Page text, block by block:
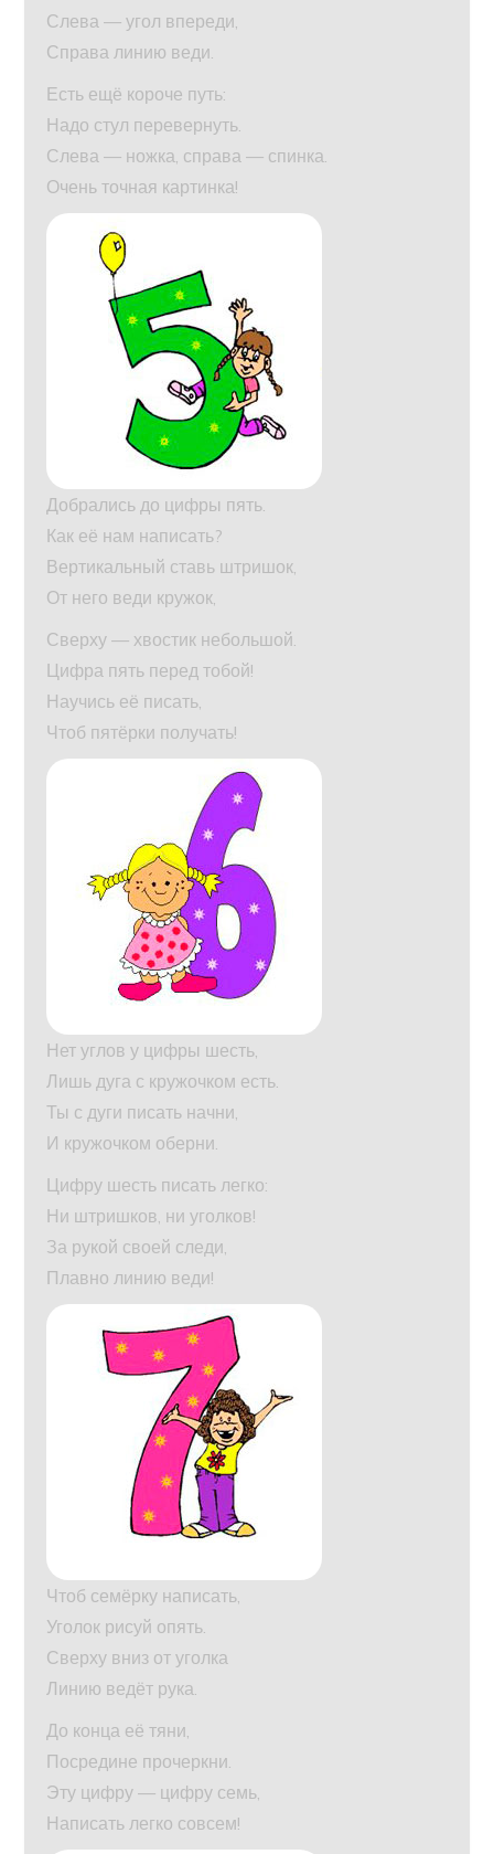
Слева — угол впереди,
Справа линию веди.
Есть ещё короче путь:
Надо стул перевернуть.
Слева — ножка, справа — спинка.
Очень точная картинка!
Добрались до цифры пять.
Как её нам написать?
Вертикальный ставь штришок,
От него веди кружок,
Сверху — хвостик небольшой.
Цифра пять перед тобой!
Научись её писать,
Чтоб пятёрки получать!
Нет углов у цифры шесть,
Лишь дуга с кружочком есть.
Ты с дуги писать начни,
И кружочком оберни.
Цифру шесть писать легко:
Ни штришков, ни уголков!
За рукой своей следи,
Плавно линию веди!
Чтоб семёрку написать,
Уголок рисуй опять.
Сверху вниз от уголка
Линию ведёт рука.
До конца её тяни,
Посредине прочеркни.
Эту цифру — цифру семь,
Написать легко совсем!